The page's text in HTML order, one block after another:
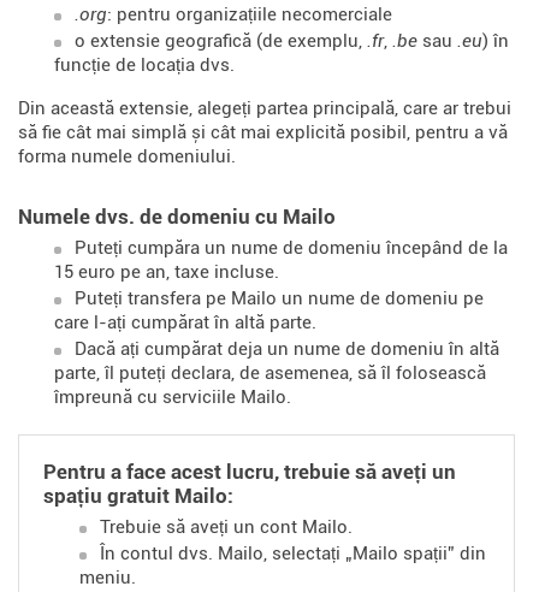
.org: pentru organizațiile necomerciale
o extensie geografică (de exemplu, .fr, .be sau .eu) în
funcție de locația dvs.
Din această extensie, alegeți partea principală, care ar trebui
să fie cât mai simplă și cât mai explicită posibil, pentru a vă
forma numele domeniului.
Numele dvs. de domeniu cu Mailo
Puteți cumpăra un nume de domeniu începând de la
15 euro pe an, taxe incluse.
Puteți transfera pe Mailo un nume de domeniu pe
care l-ați cumpărat în altă parte.
Dacă ați cumpărat deja un nume de domeniu în altă
parte, îl puteți declara, de asemenea, să îl folosească
împreună cu serviciile Mailo.
Pentru a face acest lucru, trebuie să aveți un
spațiu gratuit Mailo:
Trebuie să aveți un cont Mailo.
În contul dvs. Mailo, selectați „Mailo spații” din
meniu.